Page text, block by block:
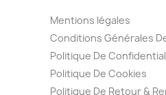
Mentions légales
Conditions Générales
Politique De
Politique De Cookies
Politique De Retour &